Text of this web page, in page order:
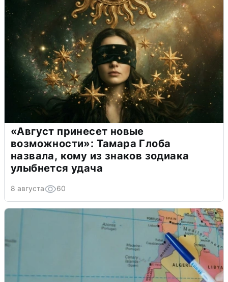
«Август принесет новые
возможности»: Тамара Глоба
назвала, кому из знаков зодиака
улыбнется удача
8 августа 60